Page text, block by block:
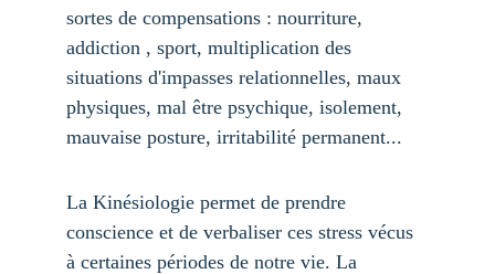
sortes de compensations : nourriture,
addiction , sport, multiplication des
situations d'impasses relationnelles, maux
physiques, mal être psychique, isolement,
mauvaise posture, irritabilité permanent...
La Kinésiologie permet de prendre
conscience et de verbaliser ces stress vécus
à certaines périodes de notre vie. La